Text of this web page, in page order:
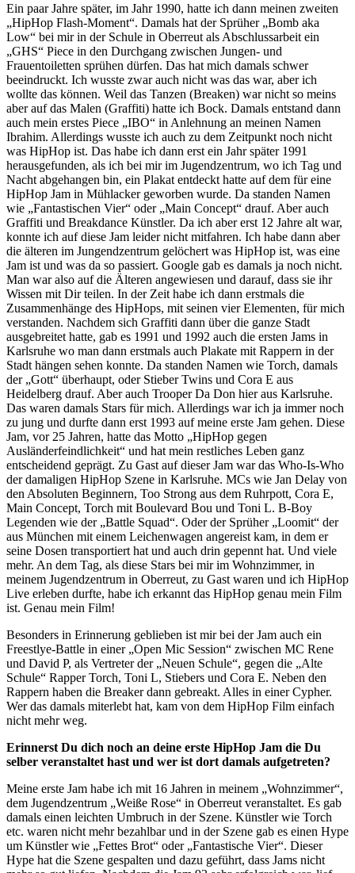
Ein paar Jahre später, im Jahr 1990, hatte ich dann meinen zweiten
„HipHop Flash-Moment“. Damals hat der Sprüher „Bomb aka
Low“ bei mir in der Schule in Oberreut als Abschlussarbeit ein
„GHS“ Piece in den Durchgang zwischen Jungen- und
Frauentoiletten sprühen dürfen. Das hat mich damals schwer
beeindruckt. Ich wusste zwar auch nicht was das war, aber ich
wollte das können. Weil das Tanzen (Breaken) war nicht so meins
aber auf das Malen (Graffiti) hatte ich Bock. Damals entstand dann
auch mein erstes Piece „IBO“ in Anlehnung an meinen Namen
Ibrahim. Allerdings wusste ich auch zu dem Zeitpunkt noch nicht
was HipHop ist. Das habe ich dann erst ein Jahr später 1991
herausgefunden, als ich bei mir im Jugendzentrum, wo ich Tag und
Nacht abgehangen bin, ein Plakat entdeckt hatte auf dem für eine
HipHop Jam in Mühlacker geworben wurde. Da standen Namen
wie „Fantastischen Vier“ oder „Main Concept“ drauf. Aber auch
Graffiti und Breakdance Künstler. Da ich aber erst 12 Jahre alt war,
konnte ich auf diese Jam leider nicht mitfahren. Ich habe dann aber
die älteren im Jungendzentrum gelöchert was HipHop ist, was eine
Jam ist und was da so passiert. Google gab es damals ja noch nicht.
Man war also auf die Älteren angewiesen und darauf, dass sie ihr
Wissen mit Dir teilen. In der Zeit habe ich dann erstmals die
Zusammenhänge des HipHops, mit seinen vier Elementen, für mich
verstanden. Nachdem sich Graffiti dann über die ganze Stadt
ausgebreitet hatte, gab es 1991 und 1992 auch die ersten Jams in
Karlsruhe wo man dann erstmals auch Plakate mit Rappern in der
Stadt hängen sehen konnte. Da standen Namen wie Torch, damals
der „Gott“ überhaupt, oder Stieber Twins und Cora E aus
Heidelberg drauf. Aber auch Trooper Da Don hier aus Karlsruhe.
Das waren damals Stars für mich. Allerdings war ich ja immer noch
zu jung und durfte dann erst 1993 auf meine erste Jam gehen. Diese
Jam, vor 25 Jahren, hatte das Motto „HipHop gegen
Ausländerfeindlichkeit“ und hat mein restliches Leben ganz
entscheidend geprägt. Zu Gast auf dieser Jam war das Who-Is-Who
der damaligen HipHop Szene in Karlsruhe. MCs wie Jan Delay von
den Absoluten Beginnern, Too Strong aus dem Ruhrpott, Cora E,
Main Concept, Torch mit Boulevard Bou und Toni L. B-Boy
Legenden wie der „Battle Squad“. Oder der Sprüher „Loomit“ der
aus München mit einem Leichenwagen angereist kam, in dem er
seine Dosen transportiert hat und auch drin gepennt hat. Und viele
mehr. An dem Tag, als diese Stars bei mir im Wohnzimmer, in
meinem Jugendzentrum in Oberreut, zu Gast waren und ich HipHop
Live erleben durfte, habe ich erkannt das HipHop genau mein Film
ist. Genau mein Film!
Besonders in Erinnerung geblieben ist mir bei der Jam auch ein
Freestlye-Battle in einer „Open Mic Session“ zwischen MC Rene
und David P, als Vertreter der „Neuen Schule“, gegen die „Alte
Schule“ Rapper Torch, Toni L, Stiebers und Cora E. Neben den
Rappern haben die Breaker dann gebreakt. Alles in einer Cypher.
Wer das damals miterlebt hat, kam von dem HipHop Film einfach
nicht mehr weg.
Erinnerst Du dich noch an deine erste HipHop Jam die Du
selber veranstaltet hast und wer ist dort damals aufgetreten?
Meine erste Jam habe ich mit 16 Jahren in meinem „Wohnzimmer“,
dem Jugendzentrum „Weiße Rose“ in Oberreut veranstaltet. Es gab
damals einen leichten Umbruch in der Szene. Künstler wie Torch
etc. waren nicht mehr bezahlbar und in der Szene gab es einen Hype
um Künstler wie „Fettes Brot“ oder „Fantastische Vier“. Dieser
Hype hat die Szene gespalten und dazu geführt, dass Jams nicht